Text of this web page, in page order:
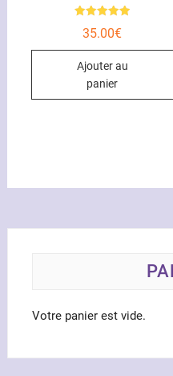
5.00
35.00€
Ajouter au
panier
Votre panier est vide.